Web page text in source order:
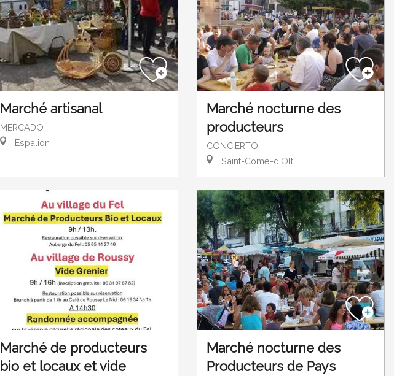
Marché artisanal
MERCADO
Espalion
Marché nocturne des
producteurs
CONCIERTO
Saint-Côme-d'Olt
Marché de producteurs
bio et locaux et vide
Marché nocturne des
Producteurs de Pays